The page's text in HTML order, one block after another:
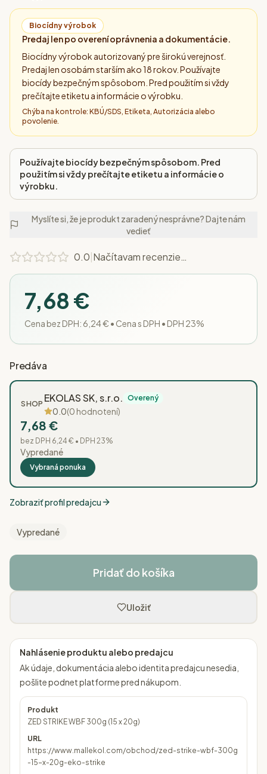
Biocídny výrobok
Predaj len po overení oprávnenia a dokumentácie.
Biocídny výrobok autorizovaný pre širokú verejnosť.
Predaj len osobám starším ako 18 rokov. Používajte
biocídy bezpečným spôsobom. Pred použitím si vždy
prečítajte etiketu a informácie o výrobku.
Chýba na kontrole: KBÚ/SDS, Etiketa, Autorizácia alebo
povolenie.
Používajte biocídy bezpečným spôsobom. Pred
použitím si vždy prečítajte etiketu a informácie o
výrobku.
Myslíte si, že je produkt zaradený nesprávne? Dajte nám
vedieť
0.0 Načítavam recenzie…
7,68 €
Cena bez DPH: 6,24 € • Cena s DPH • DPH 23%
Predáva
SHOP EKOLAS SK, s.r.o. Overený
0.0(0 hodnotení)
7,68 €
bez DPH 6,24 € • DPH 23%
Vypredané
Vybraná ponuka
Zobraziť profil predajcu
Vypredané
Pridať do košíka
Uložiť
Nahlásenie produktu alebo predajcu
Ak údaje, dokumentácia alebo identita predajcu nesedia,
pošlite podnet platforme pred nákupom.
Produkt
ZED STRIKE WBF 300g (15 x 20g)
URL
https://www.mallekol.com/obchod/zed-strike-wbf-300g
-15-x-20g-eko-strike